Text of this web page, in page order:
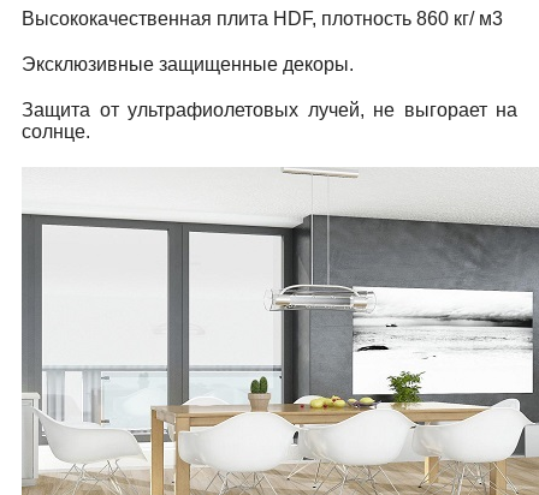
Высококачественная плита HDF, плотность 860 кг/ м3
Эксклюзивные защищенные декоры.
Защита от ультрафиолетовых лучей, не выгорает на
солнце.